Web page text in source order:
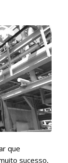
que
sucesso,